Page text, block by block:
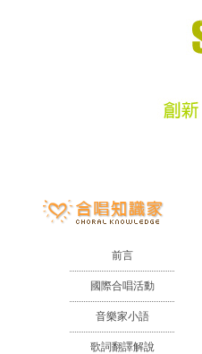
前言
國際合唱活動
音樂家小語
歌詞翻譯解說